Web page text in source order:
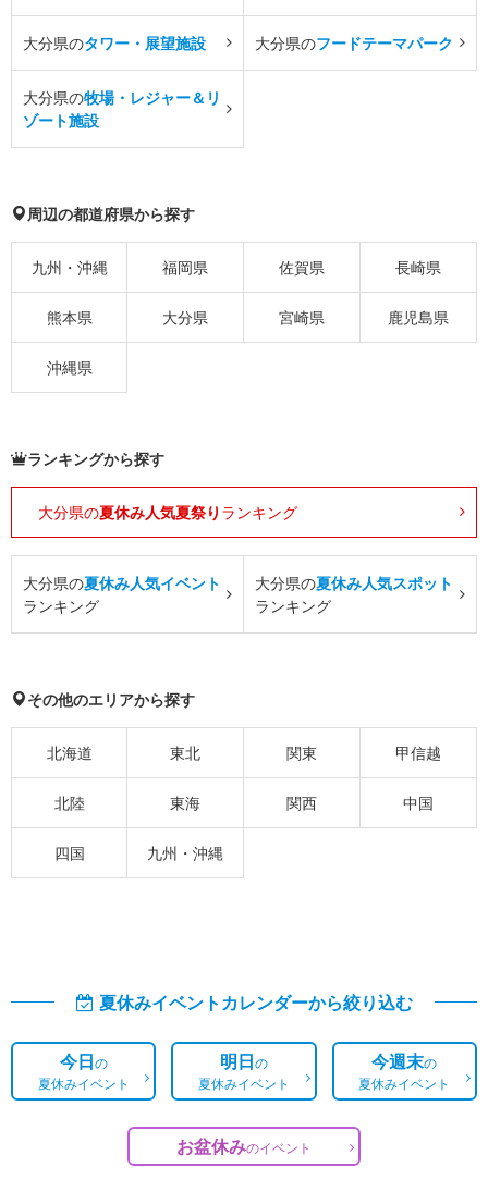
大分県のタワー・展望施設 大分県のフードテーマパーク
大分県の牧場・レジャー＆リ
ゾート施設
周辺の都道府県から探す
九州・沖縄 福岡県 佐賀県 長崎県
熊本県 大分県 宮崎県 鹿児島県
沖縄県
ランキングから探す
大分県の夏休み人気夏祭り ランキング
大分県の夏休み人気イベント
ランキング
大分県の夏休み人気スポット
ランキング
その他のエリアから探す
北海道 東北 関東 甲信越
北陸 東海 関西 中国
四国 九州・沖縄
夏休みイベントカレンダーから絞り込む
今日の
夏休みイベント
明日の
夏休みイベント
今週末の
夏休みイベント
お盆休みのイベント